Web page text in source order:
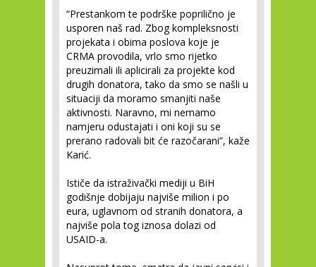
“Prestankom te podrške poprilično je
usporen naš rad. Zbog kompleksnosti
projekata i obima poslova koje je
CRMA provodila, vrlo smo rijetko
preuzimali ili aplicirali za projekte kod
drugih donatora, tako da smo se našli u
situaciji da moramo smanjiti naše
aktivnosti. Naravno, mi nemamo
namjeru odustajati i oni koji su se
prerano radovali bit će razočarani”, kaže
Karić.
Ističe da istraživački mediji u BiH
godišnje dobijaju najviše milion i po
eura, uglavnom od stranih donatora, a
najviše pola tog iznosa dolazi od
USAID-a.